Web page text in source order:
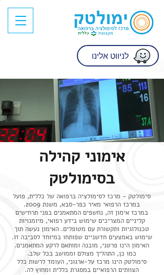
לניווט אלינו
אימוני קהילה
בסימולטק
​סימולטק - מרכז לסימולציה ברפואה של כללית, פועל
במרכז הרפואי מאיר כפר-סבא, משנת 2009.
במרכז אימון זה, נחשפים המתאמנים בפני תרחישים
קליניים המצריכים שימוש בידע רפואי, מיומנויות
טכנולוגיות ותקשורת עם מטופלים. האימון נעשה תוך
שימוש באמצעים חדשניים שפותחו במיוחד לסביבה זו.
האימון הינו פרטני, מובנה ומותאם לרקע המתאמנים.
כמו כן, התהליך מצולם וממושב בכל שלב.
סימולטק הינו מרכז על-ארגוני, העומד לרשות כלל
הצוותים הרפואיים במסגרת כללית ומחוץ לה.